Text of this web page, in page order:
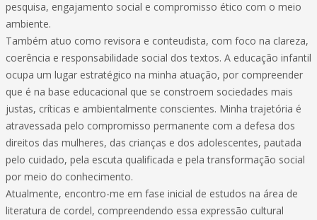
pesquisa, engajamento social e compromisso ético com o meio
ambiente.
Também atuo como revisora e conteudista, com foco na clareza,
coerência e responsabilidade social dos textos. A educação infantil
ocupa um lugar estratégico na minha atuação, por compreender
que é na base educacional que se constroem sociedades mais
justas, críticas e ambientalmente conscientes. Minha trajetória é
atravessada pelo compromisso permanente com a defesa dos
direitos das mulheres, das crianças e dos adolescentes, pautada
pelo cuidado, pela escuta qualificada e pela transformação social
por meio do conhecimento.
Atualmente, encontro-me em fase inicial de estudos na área de
literatura de cordel, compreendendo essa expressão cultural